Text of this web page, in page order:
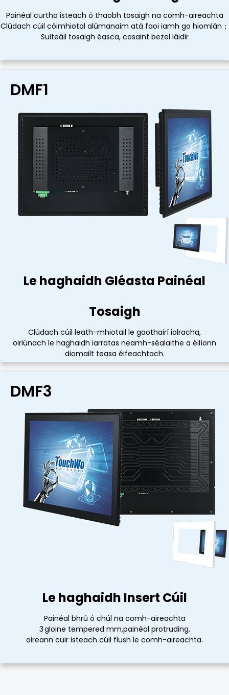
Painéal curtha isteach ó thaobh tosaigh na comh-aireachta
Clúdach cúil cóimhiotal alúmanaim atá faoi iamh go hiomlán；
Suiteáil tosaigh éasca, cosaint bezel láidir
Clúdach cúil cóimhiotal alúmanaim atá faoi iamh go hiomlán；
Suiteáil tosaigh éasca, cosaint bezel láidir
DMF1
Le haghaidh Gléasta Painéal
Tosaigh
Clúdach cúil leath-mhiotail le gaothairí iolracha,
oiriúnach le haghaidh iarratas neamh-séalaithe a éilíonn
diomailt teasa éifeachtach.
DMF1
Le haghaidh Gléasta Painéal
Tosaigh
oiriúnach le haghaidh iarratas neamh-séalaithe a éilíonn
diomailt teasa éifeachtach.
DMF3
Le haghaidh Insert Cúil
Painéal bhrú ó chúl na comh-aireachta
3 gloine tempered mm,painéal protruding,
oireann cuir isteach cúil flush le comh-aireachta.
DMF3
Le haghaidh Insert Cúil
3 gloine tempered mm,painéal protruding,
oireann cuir isteach cúil flush le comh-aireachta.